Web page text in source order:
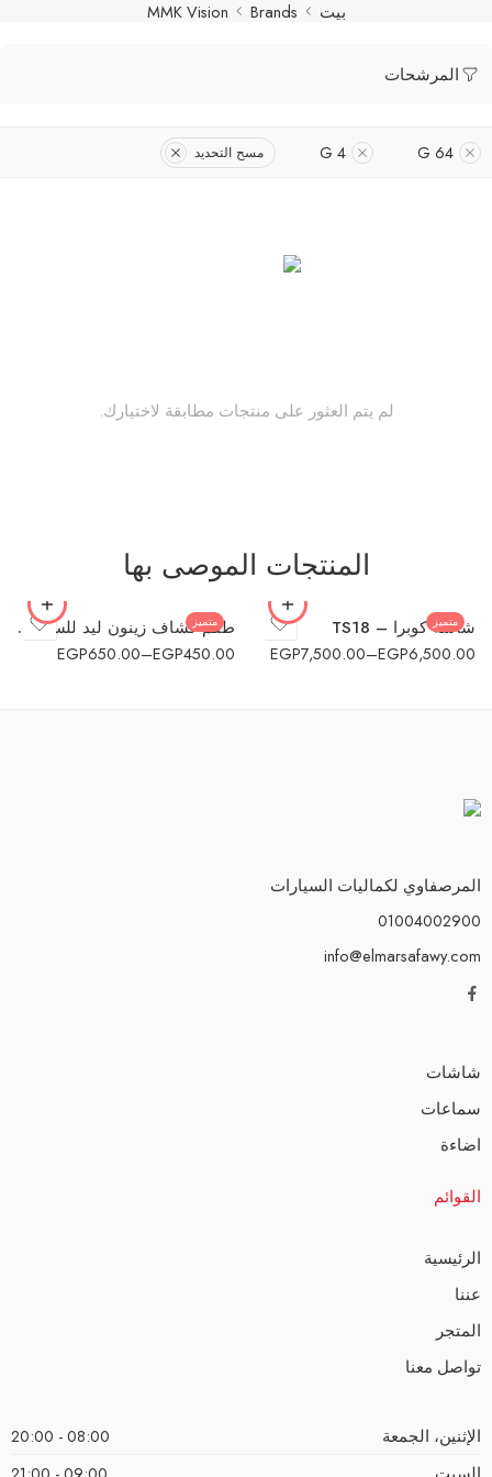
بيت Brands
MMK Vision
المرشحات
64 G
4 G مسح التحديد
لم يتم العثور على منتجات مطابقة لاختيارك.
المنتجات الموصى بها
متميز
شاشة كوبرا – TS18
EGP6,500.00
–
EGP7,500.00
متميز طقم كشاف زينون ليد للسيارة h7
EGP450.00
–
EGP650.00
H4
المرصفاوي لكماليات السيارات
01004002900
info@elmarsafawy.com
شاشات
سماعات
اضاءة
القوائم
الرئيسية
عننا
المتجر
تواصل معنا
الإثنين، الجمعة
08:00 - 20:00